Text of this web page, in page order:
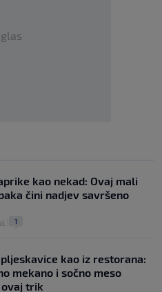
kao nekad: Ovaj mali
čini nadjev savršeno
1
kao iz restorana:
mekano i sočno meso
trik